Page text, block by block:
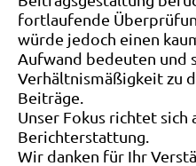
fortlaufende
würde jedoch einen
Aufwand bedeuten und
Verhältnismäßigkeit zu
Beiträge.
Unser Fokus richtet
Berichterstattung.
Wir danken für Ihr